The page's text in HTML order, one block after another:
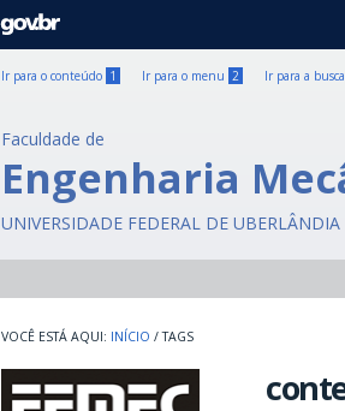
GOVBR
Ir para o conteúdo 1 Ir para o menu 2 Ir para a busca
Faculdade de
Engenharia
UNIVERSIDADE FEDERAL DE UBERLÂNDIA
INÍCIO / TAGS